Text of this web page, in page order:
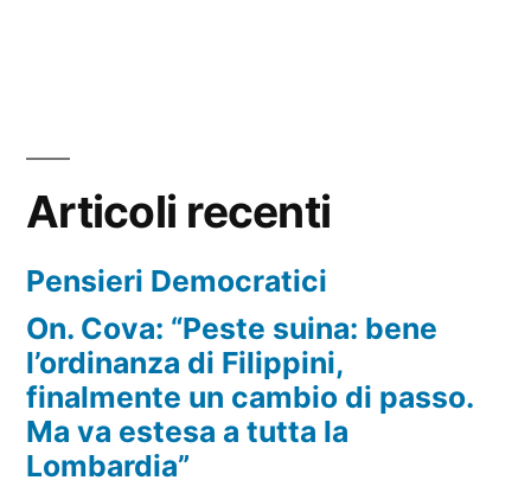
Articoli recenti
Pensieri Democratici
On. Cova: “Peste suina: bene
l’ordinanza di Filippini,
finalmente un cambio di passo.
Ma va estesa a tutta la
Lombardia”